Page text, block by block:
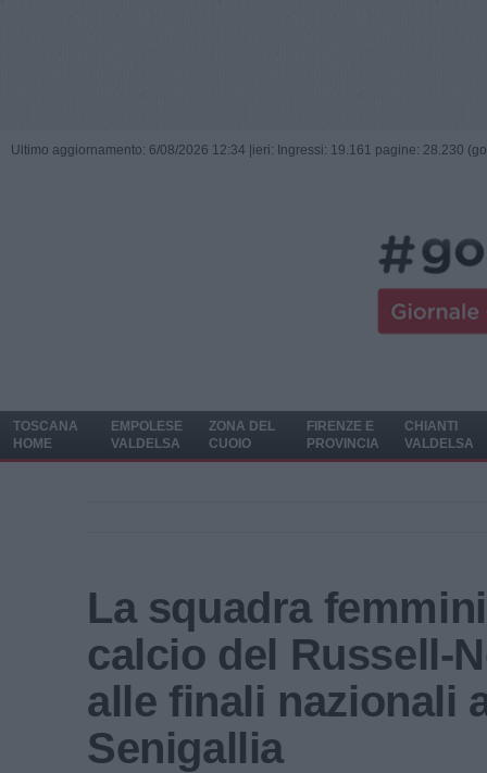
Ultimo aggiornamento: 6/08/2026 12:34 | ieri: Ingressi: 19.161 pagine: 28.230
TOSCANA
HOME
EMPOLESE
VALDELSA
ZONA DEL
CUOIO
FIRENZE E
PROVINCIA
CHIANTI
VALDELSA
La squadra
calcio del Russell-
alle finali nazionali
Senigallia